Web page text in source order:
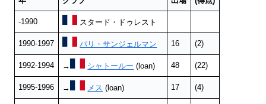
-1990 スタード・ドゥレスト
1990-1997 パリ・サンジェルマン 16 (2)
1992-1994 → シャトールー (loan) 48 (22)
1995-1996 → メス (loan) 17 (4)